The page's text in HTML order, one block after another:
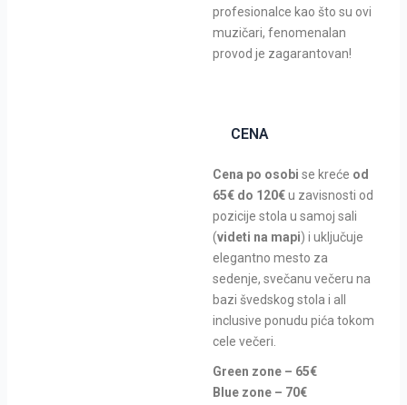
profesionalce kao što su ovi
muzičari, fenomenalan
provod je zagarantovan!
CENA
Cena po osobi se kreće od
65€ do 120€u zavisnosti od
pozicije stola u samoj sali
(videti na mapi) i uključuje
elegantno mesto za
sedenje, svečanu večeru na
bazi švedskog stola i all
inclusive ponudu pića tokom
cele večeri.
Green zone – 65€
Blue zone – 70€